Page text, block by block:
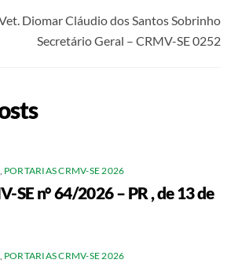
Diomar Cláudio dos Santos Sobrinho
Secretário Geral – CRMV-SE 0252
, PORTARIAS CRMV-SE 2026
SE n° 64/2026 – PR , de 13 de
, PORTARIAS CRMV-SE 2026